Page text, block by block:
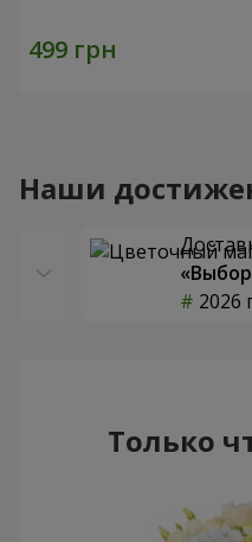
Наши
2026
Только